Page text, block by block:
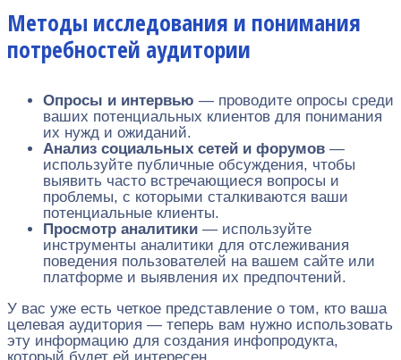
Методы исследования и понимания
потребностей аудитории
Опросы и интервью — проводите опросы среди
ваших потенциальных клиентов для понимания
их нужд и ожиданий.
Анализ социальных сетей и форумов —
используйте публичные обсуждения, чтобы
выявить часто встречающиеся вопросы и
проблемы, с которыми сталкиваются ваши
потенциальные клиенты.
Просмотр аналитики — используйте
инструменты аналитики для отслеживания
поведения пользователей на вашем сайте или
платформе и выявления их предпочтений.
У вас уже есть четкое представление о том, кто ваша
целевая аудитория — теперь вам нужно использовать
эту информацию для создания инфопродукта,